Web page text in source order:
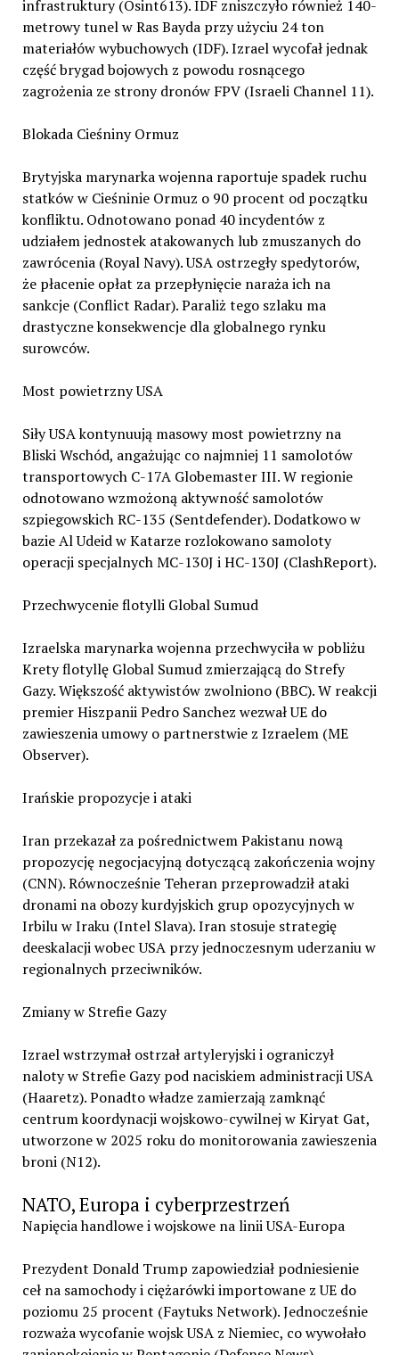
infrastruktury (Osint613). IDF zniszczyło również 140-
metrowy tunel w Ras Bayda przy użyciu 24 ton
materiałów wybuchowych (IDF). Izrael wycofał jednak
część brygad bojowych z powodu rosnącego
zagrożenia ze strony dronów FPV (Israeli Channel 11).
Blokada Cieśniny Ormuz
Brytyjska marynarka wojenna raportuje spadek ruchu
statków w Cieśninie Ormuz o 90 procent od początku
konfliktu. Odnotowano ponad 40 incydentów z
udziałem jednostek atakowanych lub zmuszanych do
zawrócenia (Royal Navy). USA ostrzegły spedytorów,
że płacenie opłat za przepłynięcie naraża ich na
sankcje (Conflict Radar). Paraliż tego szlaku ma
drastyczne konsekwencje dla globalnego rynku
surowców.
Most powietrzny USA
Siły USA kontynuują masowy most powietrzny na
Bliski Wschód, angażując co najmniej 11 samolotów
transportowych C-17A Globemaster III. W regionie
odnotowano wzmożoną aktywność samolotów
szpiegowskich RC-135 (Sentdefender). Dodatkowo w
bazie Al Udeid w Katarze rozlokowano samoloty
operacji specjalnych MC-130J i HC-130J (ClashReport).
Przechwycenie flotylli Global Sumud
Izraelska marynarka wojenna przechwyciła w pobliżu
Krety flotyllę Global Sumud zmierzającą do Strefy
Gazy. Większość aktywistów zwolniono (BBC). W reakcji
premier Hiszpanii Pedro Sanchez wezwał UE do
zawieszenia umowy o partnerstwie z Izraelem (ME
Observer).
Irańskie propozycje i ataki
Iran przekazał za pośrednictwem Pakistanu nową
propozycję negocjacyjną dotyczącą zakończenia wojny
(CNN). Równocześnie Teheran przeprowadził ataki
dronami na obozy kurdyjskich grup opozycyjnych w
Irbilu w Iraku (Intel Slava). Iran stosuje strategię
deeskalacji wobec USA przy jednoczesnym uderzaniu w
regionalnych przeciwników.
Zmiany w Strefie Gazy
Izrael wstrzymał ostrzał artyleryjski i ograniczył
naloty w Strefie Gazy pod naciskiem administracji USA
(Haaretz). Ponadto władze zamierzają zamknąć
centrum koordynacji wojskowo-cywilnej w Kiryat Gat,
utworzone w 2025 roku do monitorowania zawieszenia
broni (N12).
NATO, Europa i cyberprzestrzeń
Napięcia handlowe i wojskowe na linii USA-Europa
Prezydent Donald Trump zapowiedział podniesienie
ceł na samochody i ciężarówki importowane z UE do
poziomu 25 procent (Faytuks Network). Jednocześnie
rozważa wycofanie wojsk USA z Niemiec, co wywołało